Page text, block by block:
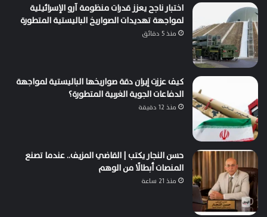
اختبار ناجح يعزز قدرات منظومة آرو الإسرائيلية
لمواجهة تهديدات الصواريخ الباليستية المتطورة
منذ 5 دقائق
كيف عززت إيران دقة صواريخها الباليستية لمواجهة
الدفاعات الجوية الغربية المتطورة؟
منذ 12 دقيقة
حسن النجار يكتب | القاضي المزيف.. عندما تصنع
المنصات أبطالًا من الوهم
منذ 21 ساعة